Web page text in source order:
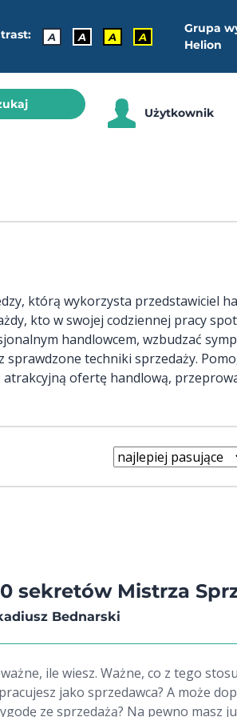
A A A A
Grupa
Helion
Użytkownik
którą wykorzysta przedstawiciel
kto w swojej codziennej pracy
handlowcem, wzbudzać
techniki sprzedaży.
ofertę handlową,
sekretów Mistrza
Bednarski
ile wiesz. Ważne, co z tego
jako sprzedawca? A może
ze sprzedażą? Na pewno masz